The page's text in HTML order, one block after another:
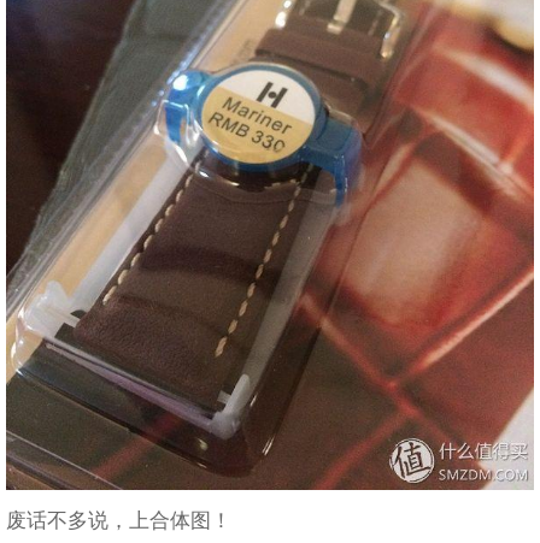
废话不多说，上合体图！